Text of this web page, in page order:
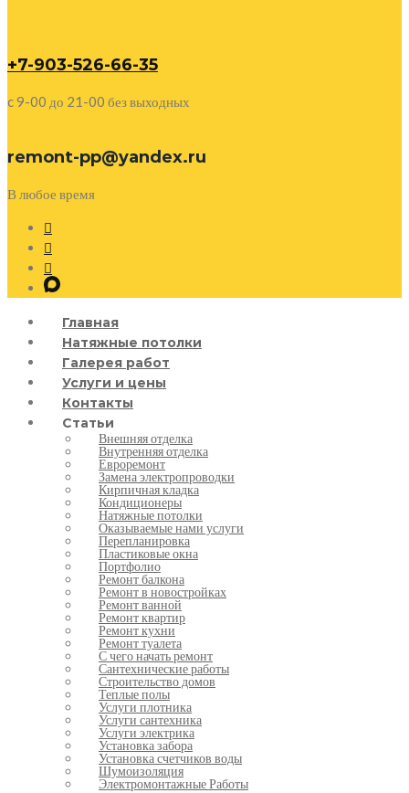
+7-903-526-66-35
c 9-00 до 21-00 без выходных
remont-pp@yandex.ru
В любое время
Главная
Натяжные потолки
Галерея работ
Услуги и цены
Контакты
Статьи
Внешняя отделка
Внутренняя отделка
Евроремонт
Замена электропроводки
Кирпичная кладка
Кондиционеры
Натяжные потолки
Оказываемые нами услуги
Перепланировка
Пластиковые окна
Портфолио
Ремонт балкона
Ремонт в новостройках
Ремонт ванной
Ремонт квартир
Ремонт кухни
Ремонт туалета
С чего начать ремонт
Сантехнические работы
Строительство домов
Теплые полы
Услуги плотника
Услуги сантехника
Услуги электрика
Установка забора
Установка счетчиков воды
Шумоизоляция
Электромонтажные Работы